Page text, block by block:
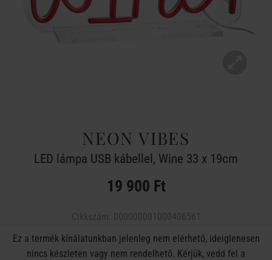
NEON VIBES
LED lámpa USB kábellel, Wine 33 x 19cm
19 900 Ft
Ez a termék kínálatunkban jelenleg nem elérhető, ideiglenesen
nincs készleten vagy nem rendelhető. Kérjük, vedd fel a